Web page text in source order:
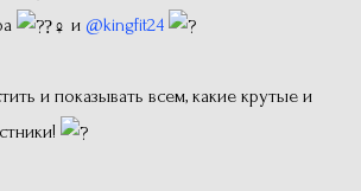
и @kingfit24
и показывать всем, какие крутые и